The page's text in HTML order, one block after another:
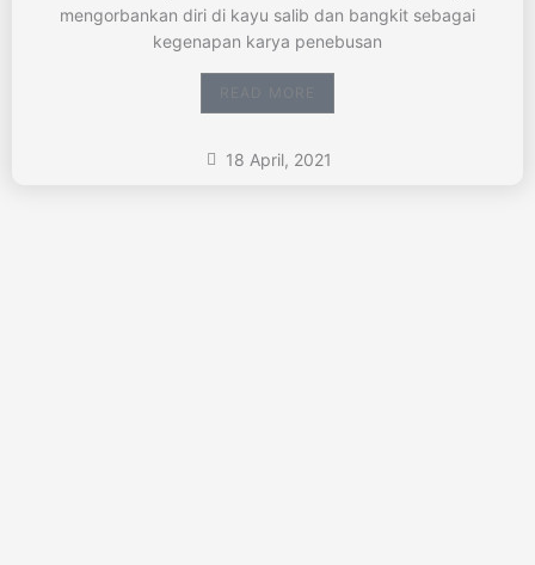
mengorbankan diri di kayu salib dan bangkit sebagai
kegenapan karya penebusan
18 April, 2021